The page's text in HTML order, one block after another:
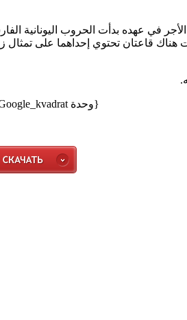
عهده بدأت الحروب اليونانية
{وحدة Google_kvadrat|لا شيء}